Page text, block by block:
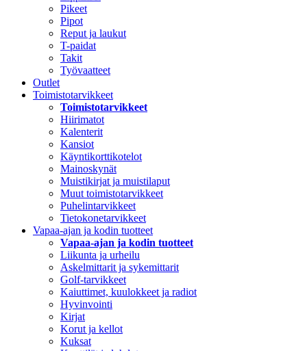
Pikeet
Pipot
Reput ja laukut
T-paidat
Takit
Työvaatteet
Outlet
Toimistotarvikkeet
Toimistotarvikkeet
Hiirimatot
Kalenterit
Kansiot
Käyntikorttikotelot
Mainoskynät
Muistikirjat ja muistilaput
Muut toimistotarvikkeet
Puhelintarvikkeet
Tietokonetarvikkeet
Vapaa-ajan ja kodin tuotteet
Vapaa-ajan ja kodin tuotteet
Liikunta ja urheilu
Askelmittarit ja sykemittarit
Golf-tarvikkeet
Kaiuttimet, kuulokkeet ja radiot
Hyvinvointi
Kirjat
Korut ja kellot
Kuksat